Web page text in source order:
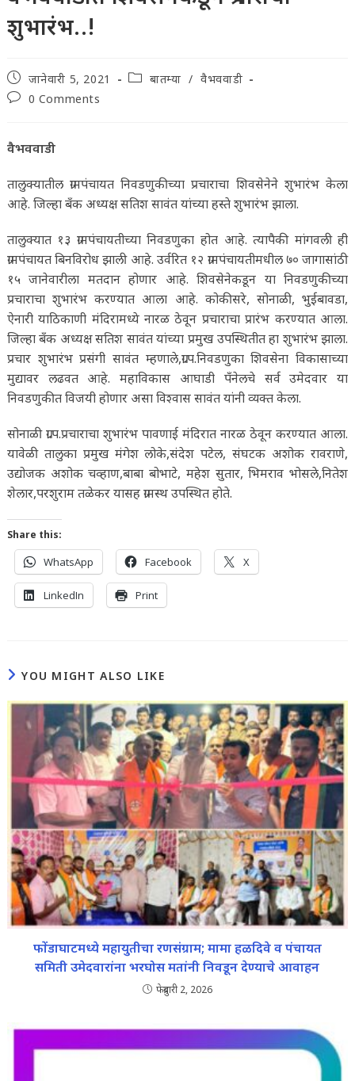
शुभारंभ..!
Post
published:
जानेवारी 5, 2021
Postबातम्या / वैभववाडी
Post0 Comments
वैभववाडी
तालुक्यातील ग्रामपंचायत निवडणुकीच्या प्रचाराचा शिवसेनेने शुभारंभ केला
आहे. जिल्हा बँक अध्यक्ष सतिश सावंत यांच्या हस्ते शुभारंभ झाला.
तालुक्यात १३ ग्रामपंचायतीच्या निवडणुका होत आहे. त्यापैकी मांगवली ही
ग्रामपंचायत बिनविरोध झाली आहे. उर्वरित १२ ग्रामपंचायतीमधील ७० जागासांठी
१५ जानेवारीला मतदान होणार आहे. शिवसेनेकडून या निवडणुकीच्या
प्रचाराचा शुभारंभ करण्यात आला आहे. कोकीसरे, सोनाळी, भुईबावडा,
ऐनारी याठिकाणी मंदिरामध्ये नारळ ठेवून प्रचाराचा प्रारंभ करण्यात आला.
जिल्हा बँक अध्यक्ष सतिश सावंत यांच्या प्रमुख उपस्थितीत हा शुभारंभ झाला.
प्रचार शुभारंभ प्रसंगी सावंत म्हणाले,ग्रा.प.निवडणुका शिवसेना विकासाच्या
मुद्यावर लढवत आहे. महाविकास आघाडी पँनेलचे सर्व उमेदवार या
निवडणुकीत विजयी होणार असा विश्वास सावंत यांनी व्यक्त केला.
सोनाळी ग्रा.प.प्रचाराचा शुभारंभ पावणाई मंदिरात नारळ ठेवून करण्यात आला.
यावेळी तालुका प्रमुख मंगेश लोके,संदेश पटेल, संघटक अशोक रावराणे,
उद्योजक अशोक चव्हाण,बाबा बोभाटे, महेश सुतार, भिमराव भोसले,नितेश
शेलार,परशुराम तळेकर यासह ग्रामस्थ उपस्थित होते.
Share this:
WhatsApp Facebook X
LinkedIn Print
YOU MIGHT ALSO LIKE
फोंडाघाटमध्ये महायुतीचा रणसंग्राम; मामा हळदिवे व पंचायत
समिती उमेदवारांना भरघोस मतांनी निवडून देण्याचे आवाहन
फेब्रुवारी 2, 2026